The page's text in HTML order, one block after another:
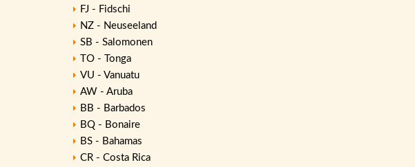
FJ - Fidschi
NZ - Neuseeland
SB - Salomonen
TO - Tonga
VU - Vanuatu
AW - Aruba
BB - Barbados
BQ - Bonaire
BS - Bahamas
CR - Costa Rica